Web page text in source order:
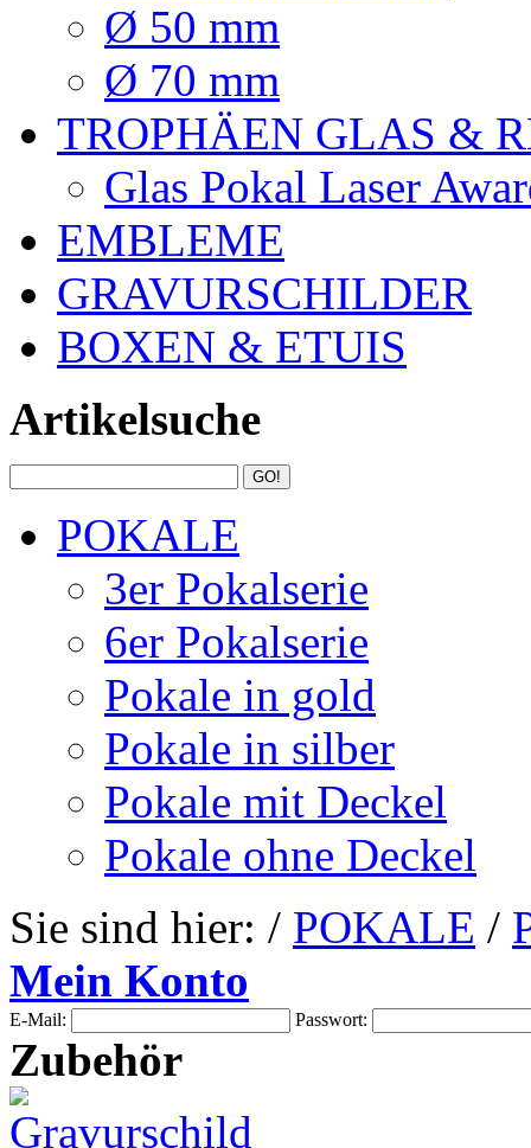
Ø 50 mm
Ø 70 mm
TROPHÄEN GLAS &
Glas Pokal Laser
EMBLEME
GRAVURSCHILDER
BOXEN & ETUIS
Artikelsuche
POKALE
3er Pokalserie
6er Pokalserie
Pokale in gold
Pokale in silber
Pokale mit Deckel
Pokale ohne Deckel
Sie sind hier: / POKALE /
Mein Konto
E-Mail: Passwort:
Zubehör